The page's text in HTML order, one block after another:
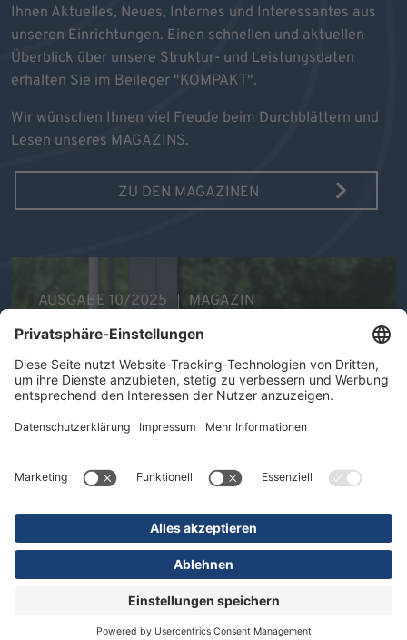
Ihnen Aktuelles, Neues, Internes und Interessantes aus
unseren Einrichtungen. Einen schnellen und aktuellen
Überblick über unsere Struktur- und Leistungsdaten
erhalten Sie im Beileger "KOMPAKT".
Wir wünschen Ihnen viel Freude beim Durchblättern und
Lesen unseres MAGAZINS.
ZU DEN MAGAZINEN
AUSGABE 10/2025 MAGAZIN